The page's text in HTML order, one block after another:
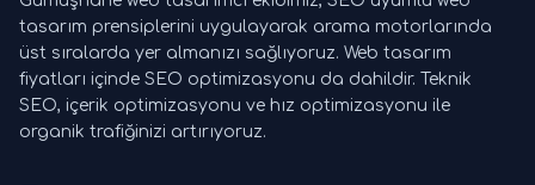
tasarım prensiplerini uygulayarak arama motorlarında
üst sıralarda yer almanızı sağlıyoruz. Web tasarım
fiyatları içinde SEO optimizasyonu da dahildir. Teknik
SEO, içerik optimizasyonu ve hız optimizasyonu ile
organik trafiğinizi artırıyoruz.